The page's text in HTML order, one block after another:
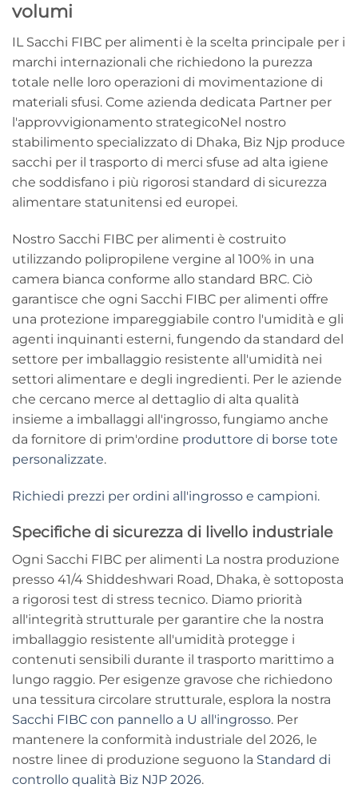
volumi
IL Sacchi FIBC per alimenti è la scelta principale per i
marchi internazionali che richiedono la purezza
totale nelle loro operazioni di movimentazione di
materiali sfusi. Come azienda dedicata Partner per
l'approvvigionamento strategicoNel nostro
stabilimento specializzato di Dhaka, Biz Njp produce
sacchi per il trasporto di merci sfuse ad alta igiene
che soddisfano i più rigorosi standard di sicurezza
alimentare statunitensi ed europei.
Nostro Sacchi FIBC per alimenti è costruito
utilizzando polipropilene vergine al 100% in una
camera bianca conforme allo standard BRC. Ciò
garantisce che ogni Sacchi FIBC per alimenti offre
una protezione impareggiabile contro l'umidità e gli
agenti inquinanti esterni, fungendo da standard del
settore per imballaggio resistente all'umidità nei
settori alimentare e degli ingredienti. Per le aziende
che cercano merce al dettaglio di alta qualità
insieme a imballaggi all'ingrosso, fungiamo anche
da fornitore di prim'ordine produttore di borse tote
personalizzate.
Richiedi prezzi per ordini all'ingrosso e campioni.
Specifiche di sicurezza di livello industriale
Ogni Sacchi FIBC per alimenti La nostra produzione
presso 41/4 Shiddeshwari Road, Dhaka, è sottoposta
a rigorosi test di stress tecnico. Diamo priorità
all'integrità strutturale per garantire che la nostra
imballaggio resistente all'umidità protegge i
contenuti sensibili durante il trasporto marittimo a
lungo raggio. Per esigenze gravose che richiedono
una tessitura circolare strutturale, esplora la nostra
Sacchi FIBC con pannello a U all'ingrosso. Per
mantenere la conformità industriale del 2026, le
nostre linee di produzione seguono la Standard di
controllo qualità Biz NJP 2026.